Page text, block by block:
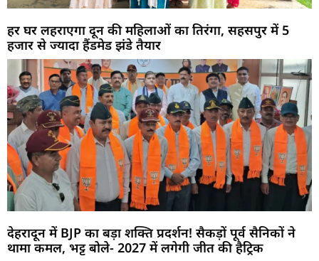
हर घर लहराएगा दून की महिलाओं का तिरंगा, सहसपुर में 5
हजार से ज्यादा हैंडमेड झंडे तैयार
देहरादून में BJP का बड़ा शक्ति प्रदर्शन! सैकड़ों पूर्व सैनिकों ने
थामा कमल, भट्ट बोले- 2027 में लगेगी जीत की हैट्रिक